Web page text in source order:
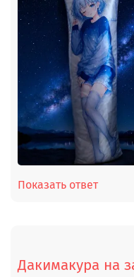
Показать ответ
Дакимакура на